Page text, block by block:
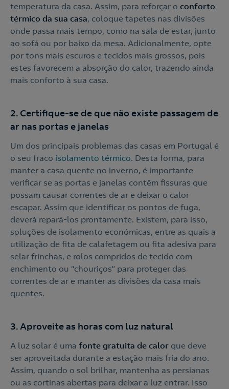
temperatura da casa. Assim, para reforçar o conforto
térmico da sua casa, coloque tapetes nas divisões
onde passa mais tempo, como na sala de estar, junto
ao sofá ou por baixo da mesa. Adicionalmente, opte
por tons mais escuros e tecidos mais grossos, pois
estes favorecem a absorção do calor, trazendo ainda
mais conforto à sua casa.
2. Certifique-se de que não existe passagem de
ar nas portas e janelas
Um dos principais problemas das casas em Portugal é
o seu fraco isolamento térmico. Desta forma, para
manter a casa quente no inverno, é importante
verificar se as portas e janelas contêm fissuras que
possam causar correntes de ar e deixar o calor
escapar. Assim que identificar os pontos de fuga,
deverá repará-los prontamente. Existem, para isso,
soluções de isolamento económicas, entre as quais a
utilização de fita de calafetagem ou fita adesiva para
selar frinchas, e rolos compridos de tecido com
enchimento ou “chouriços” para proteger das
correntes de ar e manter as divisões da casa mais
quentes.
3. Aproveite as horas com luz natural
A luz solar é uma fonte gratuita de calor que deve
ser aproveitada durante a estação mais fria do ano.
Assim, quando o sol brilhar, mantenha as persianas
ou as cortinas abertas para deixar a luz entrar. Isso